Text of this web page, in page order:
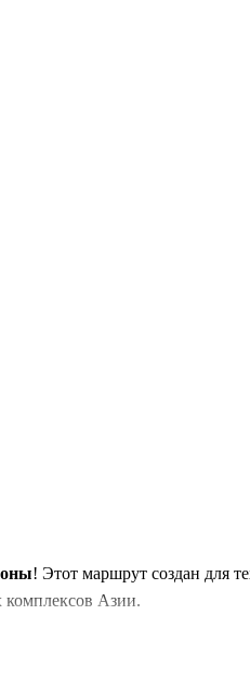
! Этот маршрут создан для
комплексов Азии.